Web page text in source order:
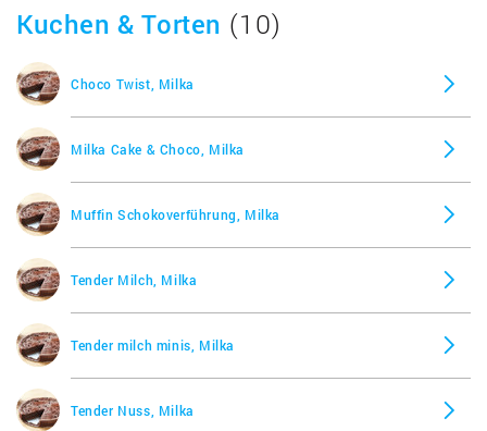
Kuchen & Torten (10)
Choco Twist, Milka
Milka Cake & Choco, Milka
Muffin Schokoverführung, Milka
Tender Milch, Milka
Tender milch minis, Milka
Tender Nuss, Milka